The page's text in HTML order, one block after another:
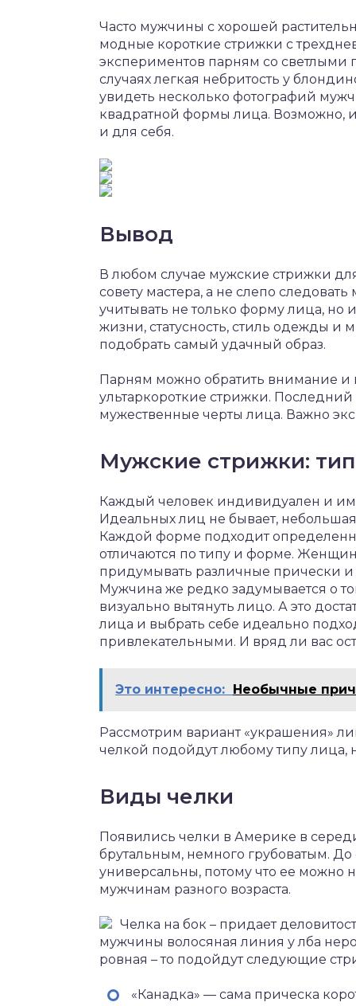
Часто мужчины с хорошей
модные короткие стрижки с
экспериментов парням со
случаях легкая небритость у
увидеть несколько фотографий
квадратной формы лица. Возможно,
и для себя.
Вывод
В любом случае мужские стрижки
совету мастера, а не слепо
учитывать не только форму лица, но
жизни, статусность, стиль одежды и
подобрать самый удачный образ.
Парням можно обратить внимание и
ультаркороткие стрижки.
мужественные черты лица. Важно
Мужские стрижки:
Каждый человек индивидуален и
Идеальных лиц не бывает,
Каждой форме подходит
отличаются по типу и форме.
придумывать различные прически и
Мужчина же редко задумывается о
визуально вытянуть лицо. А это
лица и выбрать себе идеально
привлекательными. И вряд ли вас
Это интересно: Необычные
Рассмотрим вариант «украшения»
челкой подойдут любому типу лица,
Виды челки
Появились челки в Америке в
брутальным, немного грубоватым.
универсальны, потому что ее можно
мужчинам разного возраста.
Челка на бок – придает
мужчины волосяная линия у лба
ровная – то подойдут следующие
«Канадка» — сама прическа